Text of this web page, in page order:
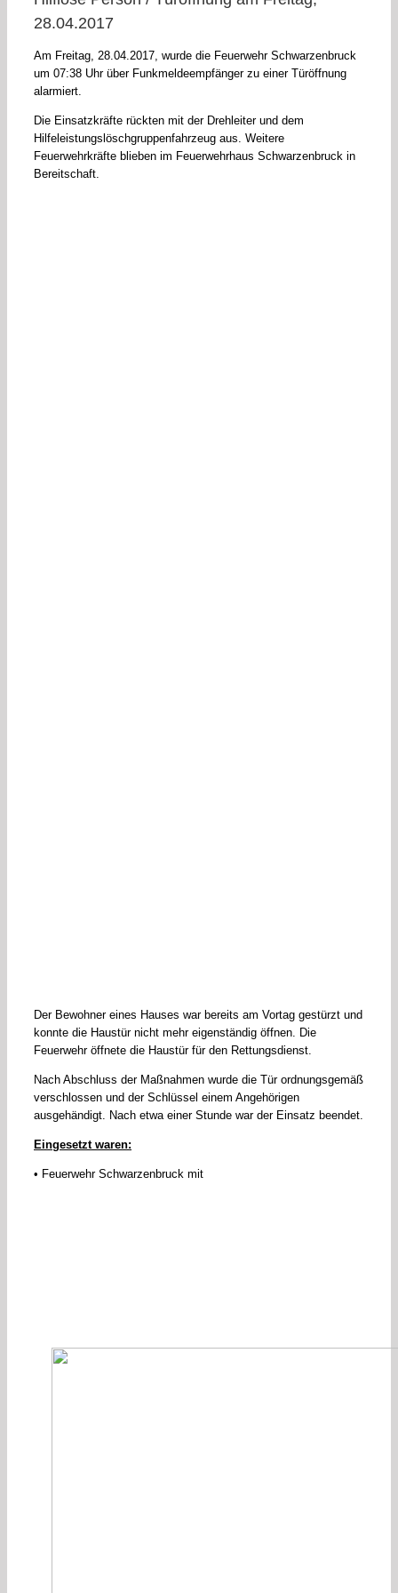
28.04.2017
Am Freitag, 28.04.2017, wurde die Feuerwehr Schwarzenbruck
um 07:38 Uhr über Funkmeldeempfänger zu einer Türöffnung
alarmiert.
Die Einsatzkräfte rückten mit der Drehleiter und dem
Hilfeleistungslöschgruppenfahrzeug aus. Weitere
Feuerwehrkräfte blieben im Feuerwehrhaus Schwarzenbruck in
Bereitschaft.
Der Bewohner eines Hauses war bereits am Vortag gestürzt und
konnte die Haustür nicht mehr eigenständig öffnen. Die
Feuerwehr öffnete die Haustür für den Rettungsdienst.
Nach Abschluss der Maßnahmen wurde die Tür ordnungsgemäß
verschlossen und der Schlüssel einem Angehörigen
ausgehändigt. Nach etwa einer Stunde war der Einsatz beendet.
Eingesetzt waren:
• Feuerwehr Schwarzenbruck mit